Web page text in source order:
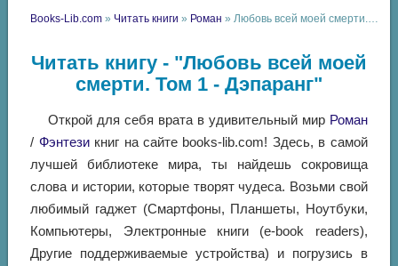
Books-Lib.com » Читать книги » Роман » Любовь всей моей смерти. Том 1 - Дэпаранг
Читать книгу - "Любовь всей моей
смерти. Том 1 - Дэпаранг"
Открой для себя врата в удивительный мир Роман
/ Фэнтезикниг на сайте books-lib.com! Здесь, в самой
лучшей библиотеке мира, ты найдешь сокровища
слова и истории, которые творят чудеса. Возьми свой
любимый гаджет (Смартфоны, Планшеты, Ноутбуки,
Компьютеры, Электронные книги (e-book readers),
Другие поддерживаемые устройства) и погрузись в